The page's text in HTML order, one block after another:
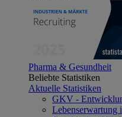
Pharma & Gesundheit
Beliebte Statistiken
Aktuelle Statistiken
GKV -
Lebenserwartung